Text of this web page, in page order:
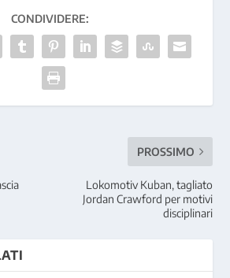
CONDIVIDERE:
PROSSIMO
Lokomotiv Kuban, tagliato
Jordan Crawford per motivi
disciplinari